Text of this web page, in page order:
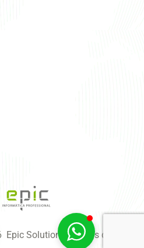
Solutions, tots els drets